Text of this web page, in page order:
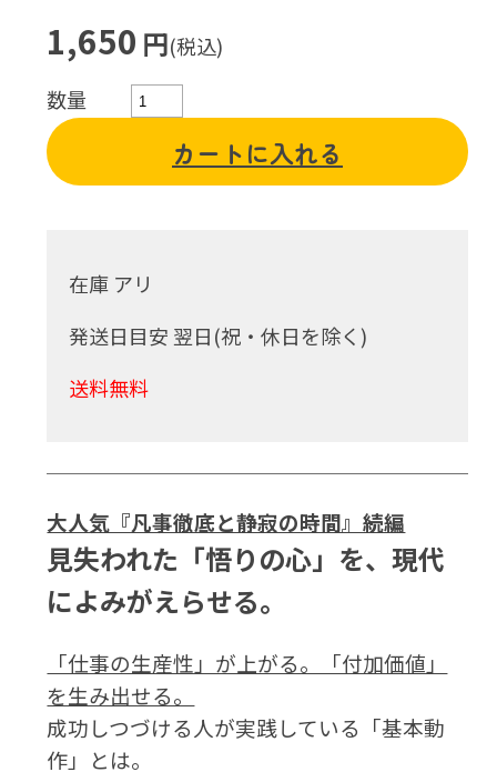
1,650 円(税込)
数量
カートに入れる
在庫 アリ
発送日目安 翌日(祝・休日を除く)
送料無料
大人気『凡事徹底と静寂の時間』続編
見失われた「悟りの心」を、現代
によみがえらせる。
「仕事の生産性」が上がる。「付加価値」
を生み出せる。
成功しつづける人が実践している「基本動
作」とは。